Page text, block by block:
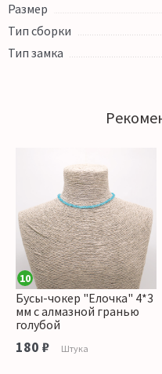
Размер
Тип сборки
Тип замка
10
Бусы-чокер "Елочка" 4*3
мм с алмазной гранью
голубой
180 ₽ Штука